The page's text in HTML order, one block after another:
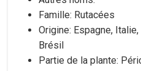
Famille: Rutacées
Origine: Espagne,
Brésil
Partie de la plante: